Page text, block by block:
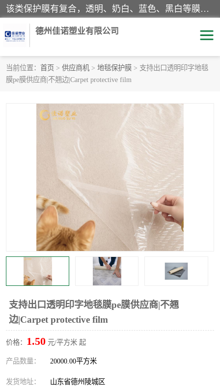
该类保护膜有复合，透明、奶白、蓝色、黑白等膜型。特高粘，高粘，中高粘，中粘，中低粘，低粘等。对于不同的粘力要求有相应的产品相适配。无胶渍残留污染。在较宽的收卷幅度下平整无皱纹，收卷长度大，利于机械化及自动化施工粘贴。为您的产品提供的表面保护解决方案。 产品广泛适用于：铝材、不锈钢、金属、塑料、电子、家电、家具、玻璃、化工材料、装饰材料等。
德州佳诺塑业有限公司
当前位置： 首页 > 供应商机 > 地毯保护膜 > 支持出口透明印字地毯
膜pe膜供应商|不翘边|Carpet protective film
支持出口透明印字地毯膜pe膜供应商|不翘
边|Carpet protective film
价格： 1.50 元/平方米 起
产品数量： 20000.00平方米
发货地址： 山东省德州陵城区
pe保护膜 包装膜
地毯保护膜 家具保护膜
透明保护膜
乳白保护膜
纯黑保护膜
印字保护膜 彩钢板保护膜
不绣钢板保护膜 两边上胶保护膜
窗缝阻风胶带 铝板保护膜
不锈钢板保护膜 一次性隔离膜